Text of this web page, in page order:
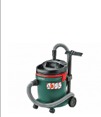
OBRÓBKA
DREWNA